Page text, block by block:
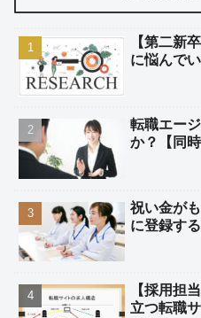
【第二新
に悩んで
転職エー
か？【同
祝い金が
に登録す
【採用担
立つ転職